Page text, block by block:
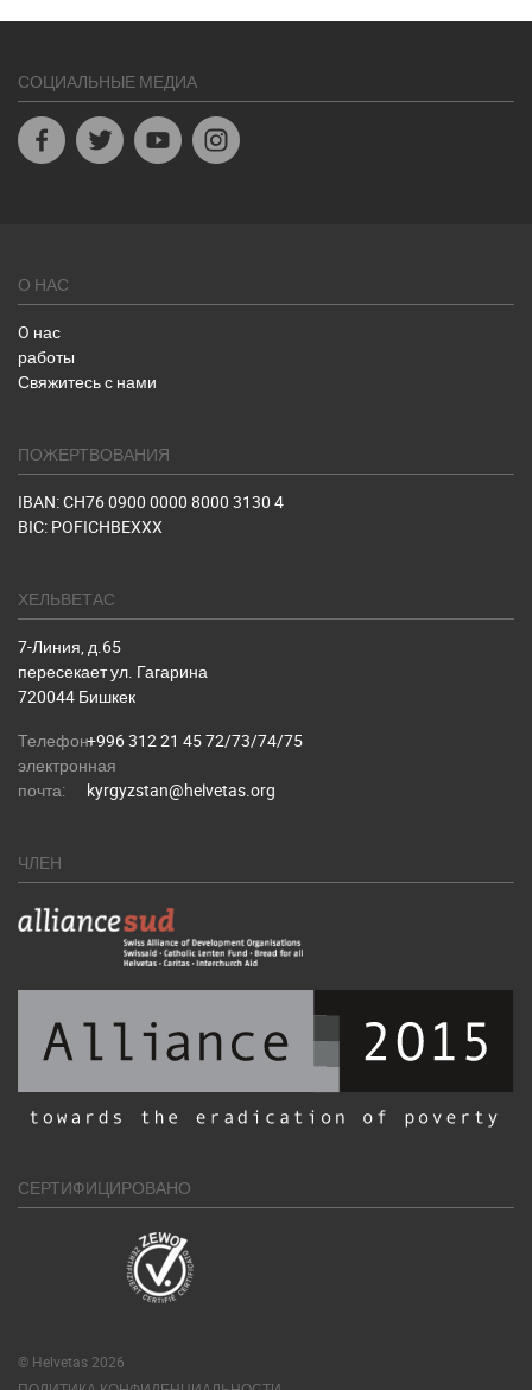
СОЦИАЛЬНЫЕ МЕДИА
FacebookTwitter Youtube
О НАС
O нас
работы
Свяжитесь с нами
ПОЖЕРТВОВАНИЯ
IBAN: CH76 0900 0000 8000 3130 4
BIC: POFICHBEXXX
ХЕЛЬВЕТАС
7-Линия, д.65
пересекает ул. Гагарина
720044 Бишкек
Телефон:+996 312 21 45 72/73/74/75
электронная
почта:
kyrgyzstan@helvetas.org
ЧЛЕН
СЕРТИФИЦИРОВАНО
© Helvetas 2026